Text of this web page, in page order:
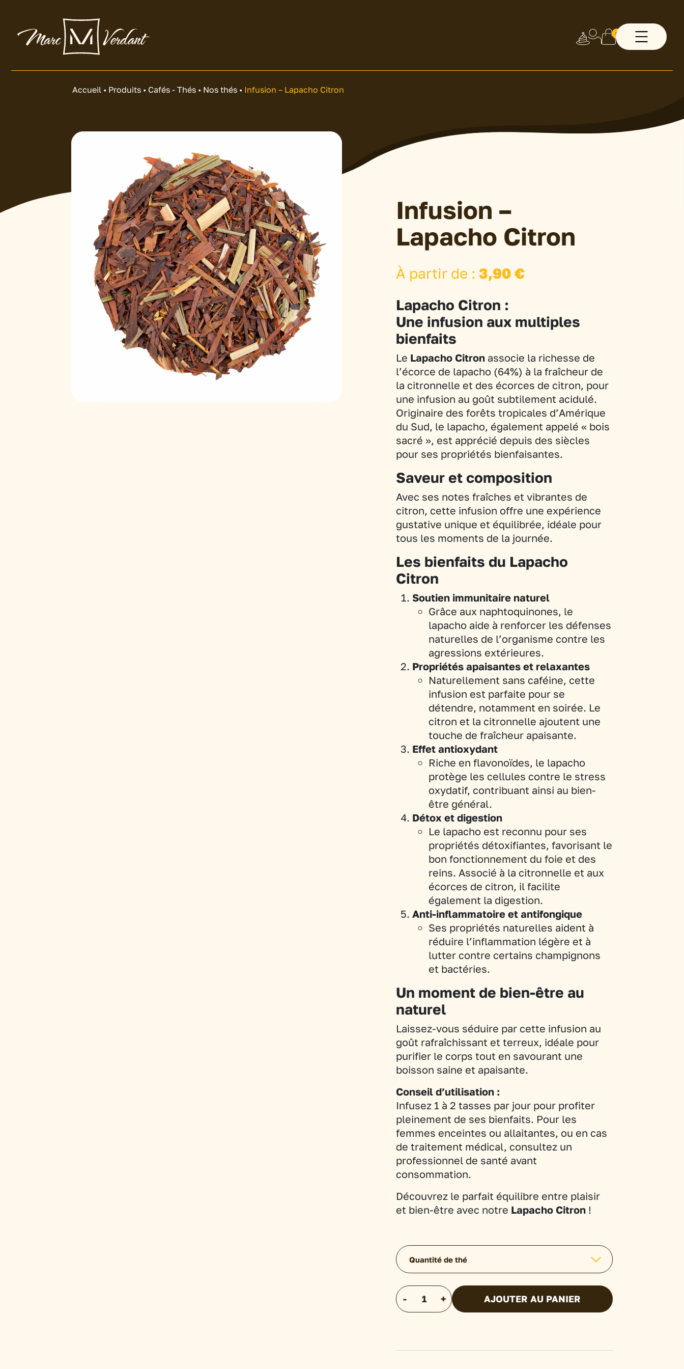
0
Accueil • Produits • Cafés - Thés • Nos thés • Infusion – Lapacho Citron
Infusion –
Lapacho Citron
À partir de :3,90€
Lapacho Citron :
Une infusion aux multiples
bienfaits
Le Lapacho Citron associe la richesse de
l’écorce de lapacho (64%) à la fraîcheur de
la citronnelle et des écorces de citron, pour
une infusion au goût subtilement acidulé.
Originaire des forêts tropicales d’Amérique
du Sud, le lapacho, également appelé « bois
sacré », est apprécié depuis des siècles
pour ses propriétés bienfaisantes.
Saveur et composition
Avec ses notes fraîches et vibrantes de
citron, cette infusion offre une expérience
gustative unique et équilibrée, idéale pour
tous les moments de la journée.
Les bienfaits du Lapacho
Citron
Soutien immunitaire naturel
Grâce aux naphtoquinones, le
lapacho aide à renforcer les défenses
naturelles de l’organisme contre les
agressions extérieures.
Propriétés apaisantes et relaxantes
Naturellement sans caféine, cette
infusion est parfaite pour se
détendre, notamment en soirée. Le
citron et la citronnelle ajoutent une
touche de fraîcheur apaisante.
Effet antioxydant
Riche en flavonoïdes, le lapacho
protège les cellules contre le stress
oxydatif, contribuant ainsi au bien-
être général.
Détox et digestion
Le lapacho est reconnu pour ses
propriétés détoxifiantes, favorisant le
bon fonctionnement du foie et des
reins. Associé à la citronnelle et aux
écorces de citron, il facilite
également la digestion.
Anti-inflammatoire et antifongique
Ses propriétés naturelles aident à
réduire l’inflammation légère et à
lutter contre certains champignons
et bactéries.
Un moment de bien-être au
naturel
Laissez-vous séduire par cette infusion au
goût rafraîchissant et terreux, idéale pour
purifier le corps tout en savourant une
boisson saine et apaisante.
Conseil d’utilisation :
Infusez 1 à 2 tasses par jour pour profiter
pleinement de ses bienfaits. Pour les
femmes enceintes ou allaitantes, ou en cas
de traitement médical, consultez un
professionnel de santé avant
consommation.
Découvrez le parfait équilibre entre plaisir
et bien-être avec notre Lapacho Citron !
Quantité de thé
quantité
de
Lapacho
- + AJOUTER AU PANIER